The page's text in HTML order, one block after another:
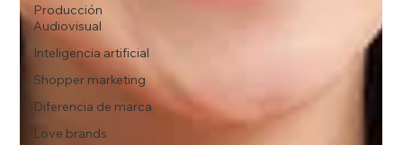
Producción
Audiovisual
Inteligencia artificial
Shopper marketing
Diferencia de marca
Love brands